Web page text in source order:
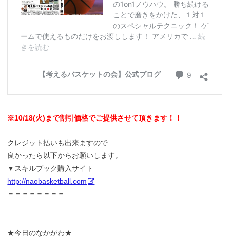
※10/18(火)まで割引価格でご提供させて頂きます！！
クレジット払いも出来ますので
良かったら以下からお願いします。
▼スキルブック購入サイト
http://naobasketball.com
＝＝＝＝＝＝＝＝
★今日のなかがわ★